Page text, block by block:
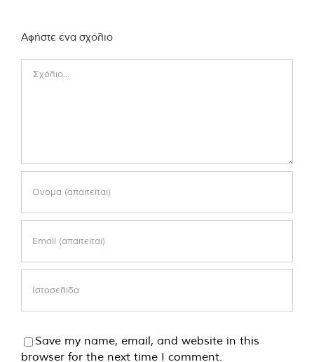
Αφήστε ένα σχόλιο
Save my name, email, and website in this
browser for the next time I comment.